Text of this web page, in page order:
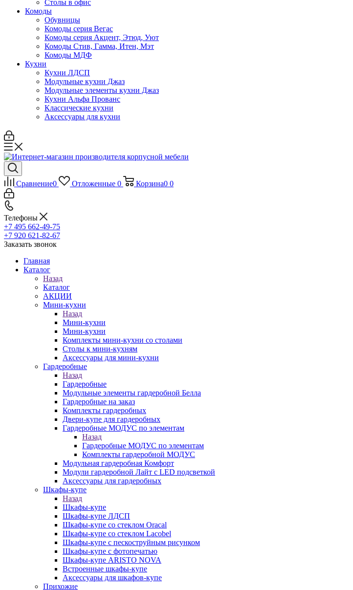
Столы в офис
Комоды
Обувницы
Комоды серия Вегас
Комоды серия Акцент, Этюд, Уют
Комоды Стив, Гамма, Итен, Мэт
Комоды МДФ
Кухни
Кухни ЛДСП
Модульные кухни Джаз
Модульные элементы кухни Джаз
Кухни Альфа Прованс
Классические кухни
Аксессуары для кухни
Сравнение0 Отложенные 0 Корзина0 0
Телефоны
+7 495 662-49-75
+7 920 621-82-67
Заказать звонок
Главная
Каталог
Назад
Каталог
АКЦИИ
Мини-кухни
Назад
Мини-кухни
Мини-кухни
Комплекты мини-кухни со столами
Столы к мини-кухням
Аксессуары для мини-кухни
Гардеробные
Назад
Гардеробные
Модульные элементы гардеробной Белла
Гардеробные на заказ
Комплекты гардеробных
Двери-купе для гардеробных
Гардеробные МОДУС по элементам
Назад
Гардеробные МОДУС по элементам
Комплекты гардеробной МОДУС
Модульная гардеробная Комфорт
Модули гардеробной Лайт с LED подсветкой
Аксессуары для гардеробных
Шкафы-купе
Назад
Шкафы-купе
Шкафы-купе ЛДСП
Шкафы-купе со стеклом Oracal
Шкафы-купе со стеклом Lacobel
Шкафы-купе с пескоструйным рисунком
Шкафы-купе с фотопечатью
Шкафы-купе ARISTO NOVA
Встроенные шкафы-купе
Аксессуары для шкафов-купе
Прихожие